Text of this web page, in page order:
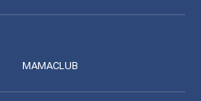
MAMACLUB